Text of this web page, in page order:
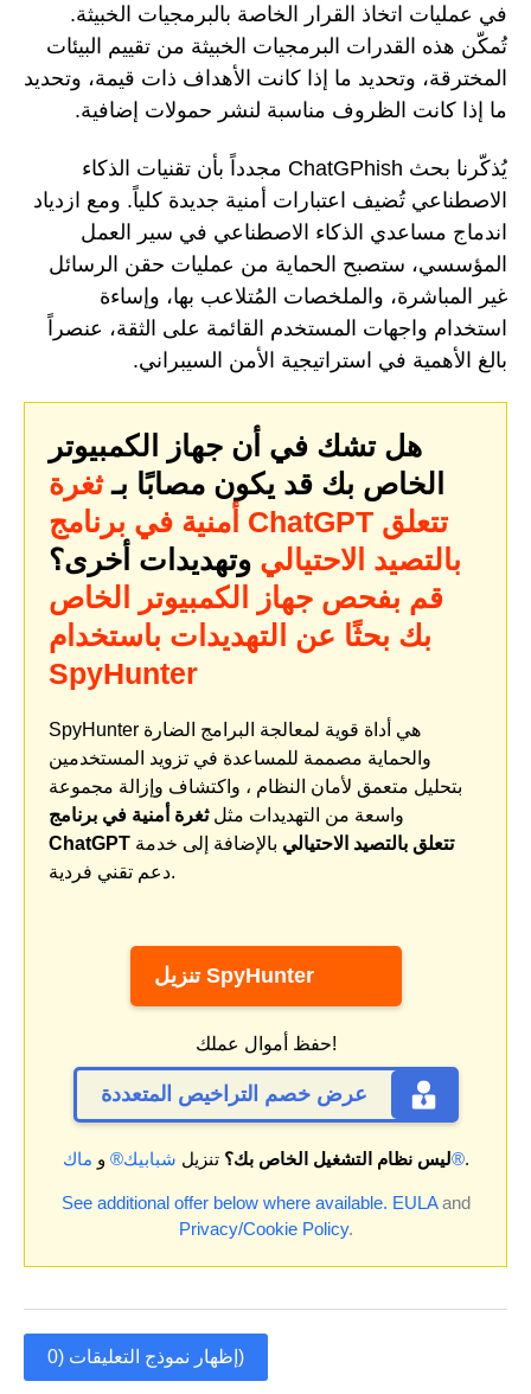
في عمليات اتخاذ القرار الخاصة بالبرمجيات الخبيثة.
تُمكّن هذه القدرات البرمجيات الخبيثة من تقييم البيئات
المخترقة، وتحديد ما إذا كانت الأهداف ذات قيمة، وتحديد
ما إذا كانت الظروف مناسبة لنشر حمولات إضافية.
يُذكّرنا بحث ChatGPhish مجدداً بأن تقنيات الذكاء
الاصطناعي تُضيف اعتبارات أمنية جديدة كلياً. ومع ازدياد
اندماج مساعدي الذكاء الاصطناعي في سير العمل
المؤسسي، ستصبح الحماية من عمليات حقن الرسائل
غير المباشرة، والملخصات المُتلاعب بها، وإساءة
استخدام واجهات المستخدم القائمة على الثقة، عنصراً
بالغ الأهمية في استراتيجية الأمن السيبراني.
هل تشك في أن جهاز الكمبيوتر
الخاص بك قد يكون مصابًا بـثغرة
أمنية في برنامج ChatGPT تتعلق
بالتصيد الاحتيالي وتهديدات أخرى؟
قم بفحص جهاز الكمبيوتر الخاص
بك بحثًا عن التهديدات باستخدام
SpyHunter
SpyHunter هي أداة قوية لمعالجة البرامج الضارة
والحماية مصممة للمساعدة في تزويد المستخدمين
بتحليل متعمق لأمان النظام ، واكتشاف وإزالة مجموعة
واسعة من التهديدات مثلثغرة أمنية في برنامج
ChatGPT تتعلق بالتصيد الاحتيالي بالإضافة إلى خدمة
دعم تقني فردية.
تنزيل SpyHunter
حفظ أموال عملك!
عرض خصم التراخيص المتعددة
ليس نظام التشغيل الخاص بك؟ تنزيل شبابيك® و ماك®.
See additional offer below where available. EULAand
Privacy/Cookie Policy.
إظهار نموذج التعليقات (0)